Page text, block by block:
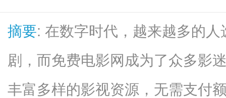
摘要: 在数字时代，越来越多的
剧，而免费电影网成为了众多影
丰富多样的影视资源，无需支付